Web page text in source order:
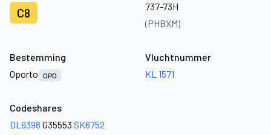
C8
737-73H
(PHBXM)
Bestemming
Oporto
OPO
Vluchtnummer
KL 1571
Codeshares
DL9398 G35553 SK6752